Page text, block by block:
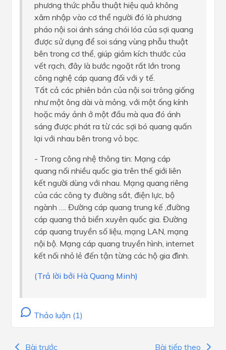
phương thức phẫu thuật hiệu quả không
xâm nhập vào cơ thể người đó là phương
pháo nội soi ánh sáng chói lóa của sợi quang
được sử dụng để soi sáng vùng phẫu thuật
bên trong cơ thể, giúp giảm kích thước của
vết rạch, đây là bước ngoặt rất lớn trong
công nghệ cáp quang đối với y tế.
Tất cả các phiên bản của nội soi trông giống
như một ông dài và mỏng, với một ống kính
hoặc máy ảnh ở một đầu mà qua đó ánh
sáng được phát ra từ các sợi bó quang quấn
lại với nhau bên trong vỏ bọc.
- Trong công nhệ thông tin: Mạng cáp
quang nối nhiều quốc gia trên thế giới liên
kết người dùng với nhau. Mạng quang riêng
của các công ty đường sắt, điện lực, bộ
ngành …. Đường cáp quang trung kế ,đường
cáp quang thả biển xuyên quốc gia. Đường
cáp quang truyền số liệu, mạng LAN, mạng
nội bộ. Mạng cáp quang truyền hình, internet
kết nối nhỏ lẻ đến tận từng các hộ gia đình.
(Trả lời bởi Hà Quang Minh)
Thảo luận (1)
Bài trước Bài tiếp theo